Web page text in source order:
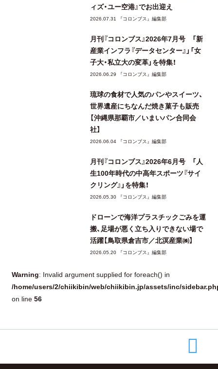
ィズ・ユー空港』でお出迎え
2026.07.31 『コロンブス』編集部
月刊『コロンブス』2026年7月号 「新
産業インフラ『データセンター』」「女
子大・私立大の変革」を特集！
2026.06.29 『コロンブス』編集部
琉球の食材で人気のパンやスイーツ、
世界遺産にちなんだ焼き菓子も販売
【沖縄県那覇市／いまいパン合同会
社】
2026.06.04 『コロンブス』編集部
月刊『コロンブス』2026年6月号 「人
生100年時代の中高年スポーツ『サイ
クリング』」を特集！
2026.05.30 『コロンブス』編集部
ドローンで海洋プラスチックごみを運
搬、足場が悪く立ち入りできない場で
活躍【鳥取県倉吉市／北溟産業㈱】
2026.05.20 『コロンブス』編集部
Warning: Invalid argument supplied for foreach() in
/home/users/2/chiikibin/web/chiikibin.jp/assets/inc/
on line 56